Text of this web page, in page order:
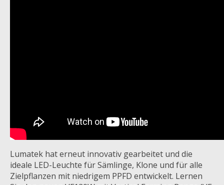
Lumatek hat erneut innovativ gearbeitet und die
ideale LED-Leuchte für Sämlinge, Klone und für alle
Zielpflanzen mit niedrigem PPFD entwickelt. Lernen